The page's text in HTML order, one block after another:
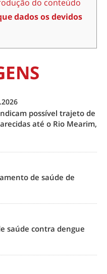
do conteúdo
dados os devidos
possível trajeto de
até o Rio Mearim,
de saúde de
saúde contra dengue